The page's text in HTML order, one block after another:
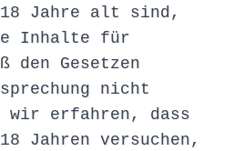
Jahre alt sind,
Inhalte für
den Gesetzen
nicht
wir erfahren, dass
Jahren versuchen,